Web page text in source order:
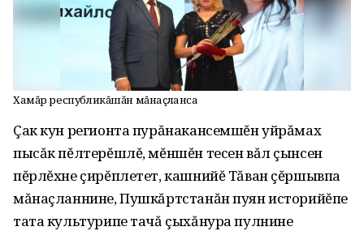
Хамăр республикăшăн мăнаçланса
Çак кун регионта пурăнакансемшĕн уйрăмах
пысăк пĕлтерĕшлĕ, мĕншĕн тесен вăл çынсен
пĕрлĕхне çирĕплетет, кашнийĕ Тăван çĕршывпа
мăнаçланнине, Пушкăртстанăн пуян историйĕпе
тата культурипе тачă çыхăнура пулнине